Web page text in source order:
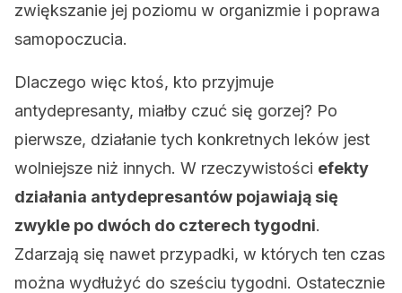
zwiększanie jej poziomu w organizmie i poprawa
samopoczucia.
Dlaczego więc ktoś, kto przyjmuje
antydepresanty, miałby czuć się gorzej? Po
pierwsze, działanie tych konkretnych leków jest
wolniejsze niż innych. W rzeczywistości efekty
działania antydepresantów pojawiają się
zwykle po dwóch do czterech tygodni.
Zdarzają się nawet przypadki, w których ten czas
można wydłużyć do sześciu tygodni. Ostatecznie